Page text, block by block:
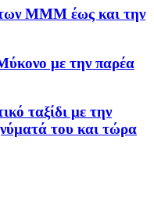
ΜΜΜ έως και την
με την παρέα
ταξίδι με την
του και τώρα